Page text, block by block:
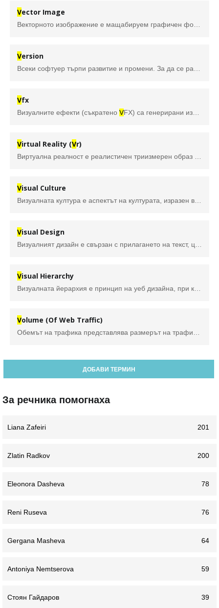
Vector Image
Version
Vfx
Визуалните ефекти (съкратено VFX) са генерирани извън филма изображения, с цел да се създаде среда, която изглежда реалистична, но би била опасна, скъпа, непрактична за заснемане с камера или дори несъществуваща в реалния живот. Едни от най-иновативните технологии за визуални ефекти са въведени от Джейс Камерън (филмите Аватар и Титаник), но като цяло софтуерите за анимация и композиране са все по-достъпни и за независимото кино.
Virtual Reality (Vr)
Visual Culture
Visual Design
Visual Hierarchy
Volume (Of Web Traffic)
ДОБАВИ ТЕРМИН
За речника помогнаха
Liana Zafeiri 201
Zlatin Radkov 200
Eleonora Dasheva 78
Reni Ruseva 76
Gergana Masheva 64
Antoniya Nemtserova 59
Стоян Гайдаров 39